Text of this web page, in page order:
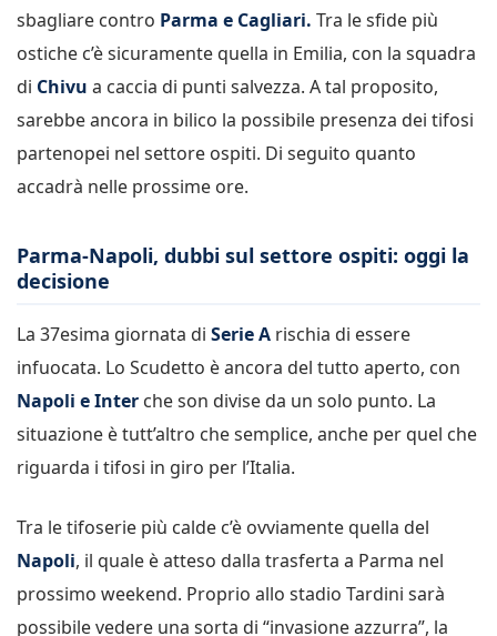
sbagliare contro Parma e Cagliari. Tra le sfide più
ostiche c’è sicuramente quella in Emilia, con la squadra
di Chivu a caccia di punti salvezza. A tal proposito,
sarebbe ancora in bilico la possibile presenza dei tifosi
partenopei nel settore ospiti. Di seguito quanto
accadrà nelle prossime ore.
Parma-Napoli, dubbi sul settore ospiti: oggi la
decisione
La 37esima giornata di Serie A rischia di essere
infuocata. Lo Scudetto è ancora del tutto aperto, con
Napoli e Inter che son divise da un solo punto. La
situazione è tutt’altro che semplice, anche per quel che
riguarda i tifosi in giro per l’Italia.
Tra le tifoserie più calde c’è ovviamente quella del
Napoli, il quale è atteso dalla trasferta a Parma nel
prossimo weekend. Proprio allo stadio Tardini sarà
possibile vedere una sorta di “invasione azzurra”, la